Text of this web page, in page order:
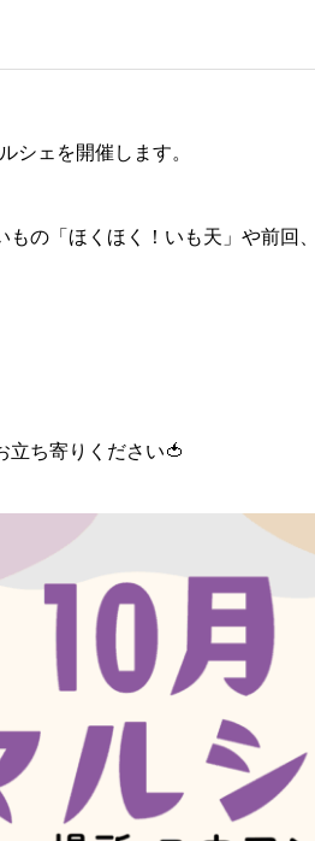
シェを開催します。
もの「ほくほく！いも天」や前回
立ち寄りください🍅